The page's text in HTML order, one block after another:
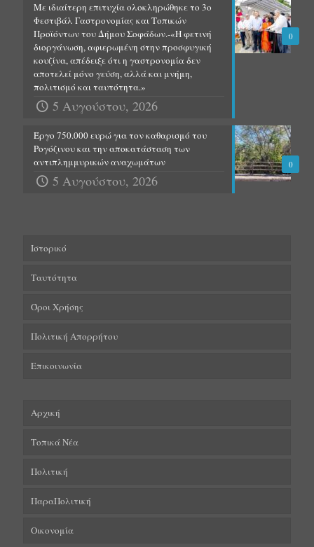
0
Με ιδιαίτερη επιτυχία ολοκληρώθηκε το 3ο
Φεστιβάλ Γαστρονομίας και Τοπικών
Προϊόντων του Δήμου Σοφάδων.-«Η φετινή
διοργάνωση, αφιερωμένη στην προσφυγική
κουζίνα, απέδειξε ότι η γαστρονομία δεν
αποτελεί μόνο γεύση, αλλά και μνήμη,
πολιτισμό και ταυτότητα.»
5 Αυγούστου, 2026
0
Έργο 750.000 ευρώ για τον καθαρισμό του
Ρογόζινου και την αποκατάσταση των
αντιπλημμυρικών αναχωμάτων
5 Αυγούστου, 2026
Ιστορικό
Ταυτότητα
Όροι Χρήσης
Πολιτική Απορρήτου
Επικοινωνία
Αρχική
Τοπικά Νέα
Πολιτική
ΠαραΠολιτική
Οικονομία